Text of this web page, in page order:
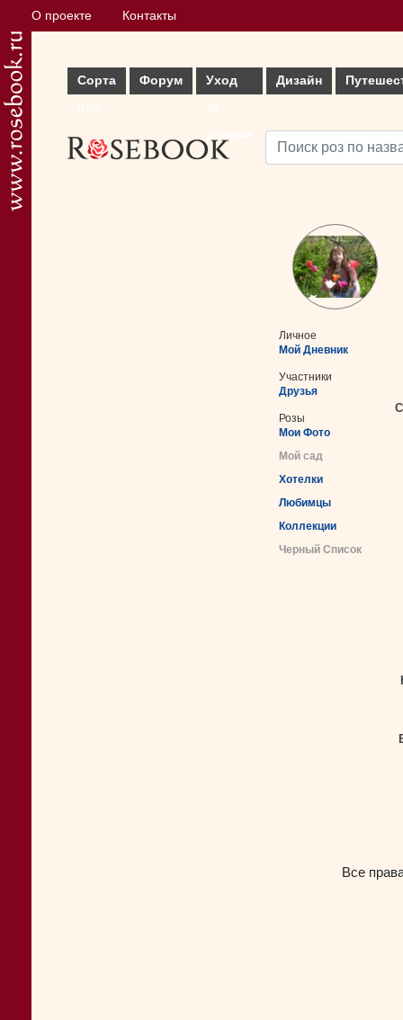
О проекте Контакты
Сорта
Форум
Уход
Дизайн
Личное
Мой Дневник
Участники
Друзья
Розы
Мои Фото
Мой сад
Хотелки
Любимцы
Коллекции
Черный Список
Все